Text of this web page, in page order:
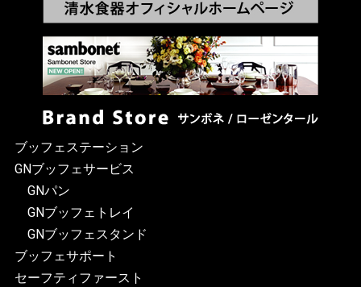
ブッフェステーション
GNブッフェサービス
GNパン
GNブッフェトレイ
GNブッフェスタンド
ブッフェサポート
セーフティファースト